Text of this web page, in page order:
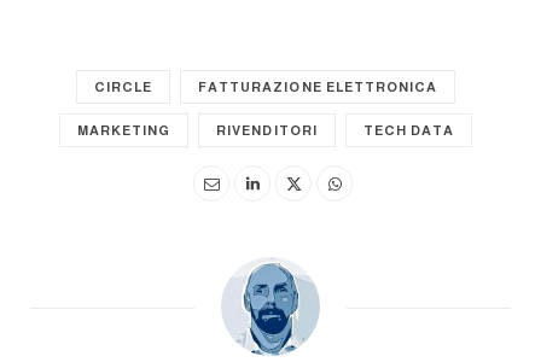
CIRCLE FATTURAZIONE ELETTRONICA
MARKETING RIVENDITORI TECH DATA